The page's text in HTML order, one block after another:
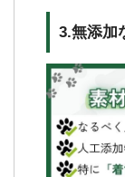
3.無添加